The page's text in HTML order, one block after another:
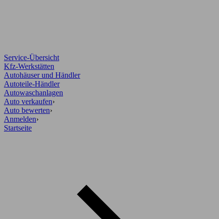
Service-Übersicht
Kfz-Werkstätten
Autohäuser und Händler
Autoteile-Händler
Autowaschanlagen
Auto verkaufen›
Auto bewerten›
Anmelden›
Startseite